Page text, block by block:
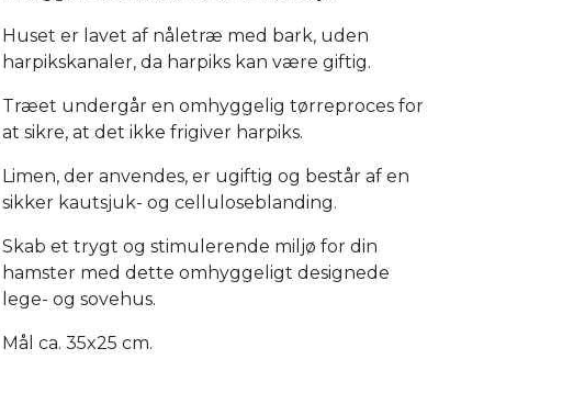
Huset er lavet af nåletræ med bark, uden
harpikskanaler, da harpiks kan være giftig.
Træet undergår en omhyggelig tørreproces for
at sikre, at det ikke frigiver harpiks.
Limen, der anvendes, er ugiftig og består af en
sikker kautsjuk- og celluloseblanding.
Skab et trygt og stimulerende miljø for din
hamster med dette omhyggeligt designede
lege- og sovehus.
Mål ca. 35x25 cm.